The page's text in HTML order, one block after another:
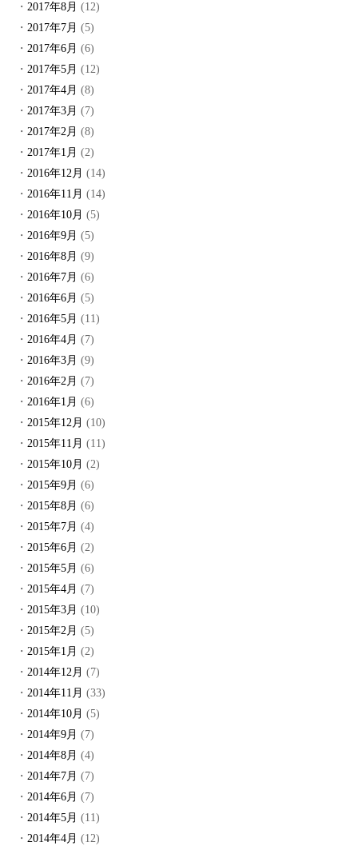
2017年8月 (12)
2017年7月 (5)
2017年6月 (6)
2017年5月 (12)
2017年4月 (8)
2017年3月 (7)
2017年2月 (8)
2017年1月 (2)
2016年12月 (14)
2016年11月 (14)
2016年10月 (5)
2016年9月 (5)
2016年8月 (9)
2016年7月 (6)
2016年6月 (5)
2016年5月 (11)
2016年4月 (7)
2016年3月 (9)
2016年2月 (7)
2016年1月 (6)
2015年12月 (10)
2015年11月 (11)
2015年10月 (2)
2015年9月 (6)
2015年8月 (6)
2015年7月 (4)
2015年6月 (2)
2015年5月 (6)
2015年4月 (7)
2015年3月 (10)
2015年2月 (5)
2015年1月 (2)
2014年12月 (7)
2014年11月 (33)
2014年10月 (5)
2014年9月 (7)
2014年8月 (4)
2014年7月 (7)
2014年6月 (7)
2014年5月 (11)
2014年4月 (12)